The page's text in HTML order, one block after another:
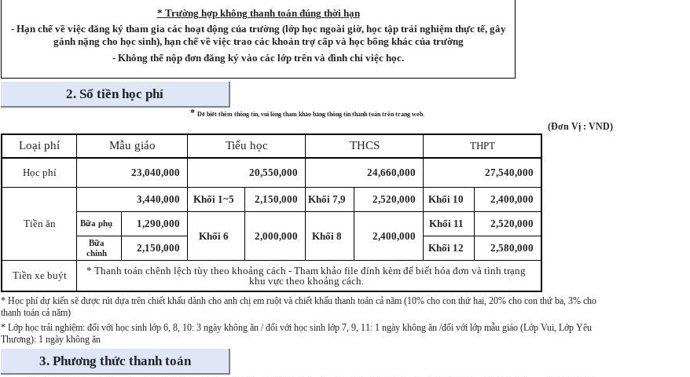
* Trường hợp không thanh toán đúng thời hạn
- Hạn chế về việc đăng ký tham gia các hoạt động của trường (lớp học ngoài giờ, học tập trải nghiệm thực tế, gây
gánh nặng cho học sinh), hạn chế về việc trao các khoản trợ cấp và học bổng khác của trường
- Không thể nộp đơn đăng ký vào các lớp trên và đình chỉ việc học.
2. Số tiền học phí
* Để biết thêm thông tin, vui lòng tham khảo bảng thông tin thanh toán trên trang web.
(Đơn Vị : VND)
Loại phí Mẫu giáo Tiểu học THCS THPT
Học phí 23,040,000 20,550,000 24,660,000 27,540,000
Tiền ăn
3,440,000 Khối 1~5 2,150,000 Khối 7,9 2,520,000 Khối 10 2,400,000
Bữa phụ
1,290,000
Khối 6
2,000,000 Khối 8 2,400,000
Khối 11 2,520,000
Bữa
chính
2,150,000 Khối 12 2,580,000
Tiền xe buýt
* Thanh toán chênh lệch tùy theo khoảng cách - Tham khảo file đính kèm để biết hóa đơn và tình trạng
khu vực theo khoảng cách.
* Học phí dự kiến sẽ được rút dựa trên chiết khấu dành cho anh chị em ruột và chiết khấu thanh toán cả năm (10% cho con thứ hai, 20% cho con thứ ba, 3% cho
thanh toán cả năm)
* Lớp học trải nghiệm: đối với học sinh lớp 6, 8, 10: 3 ngày không ăn / đối với học sinh lớp 7, 9, 11: 1 ngày không ăn /đối với lớp mẫu giáo (Lớp Vui, Lớp Yêu
Thương): 1 ngày không ăn
3. Phương thức thanh toán